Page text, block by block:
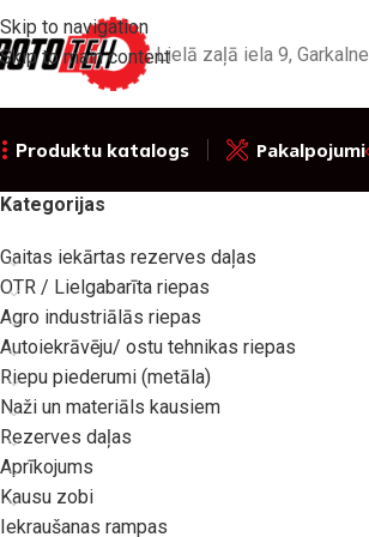
Skip to navigation
Skip to main contentLielā zaļā iela 9, Garkalne
Produktu katalogs Pakalpojumi
Kategorijas
Gaitas iekārtas rezerves daļas
OTR / Lielgabarīta riepas
Agro industriālās riepas
Autoiekrāvēju/ ostu tehnikas riepas
Riepu piederumi (metāla)
Naži un materiāls kausiem
Rezerves daļas
Aprīkojums
Kausu zobi
Iekraušanas rampas